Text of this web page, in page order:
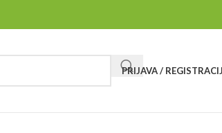
PRIJAVA /